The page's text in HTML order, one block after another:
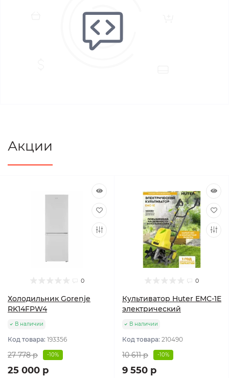
Акции
0
Холодильник Gorenje
RK14FPW4
В наличии
Код товара: 193356
27 778 р -10%
25 000 р
0
Культиватор Huter ЕМС-1E
электрический
В наличии
Код товара: 210490
10 611 р -10%
9 550 р